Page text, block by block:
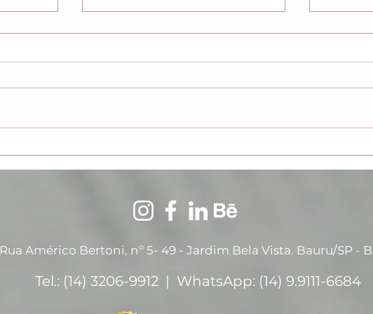
Rua Américo Bertoni, nº 5- 49 - Jardim Bela Vista. Bauru/SP -
Tel.: (14) 3206-9912 | WhatsApp: (14) 9.9111-6684